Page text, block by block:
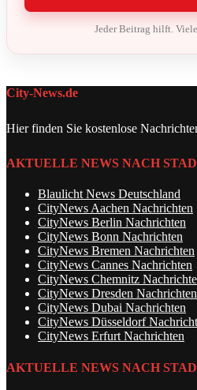
Jeder Beitrag hilft.
City-News.de
Hier finden Sie kostenlose
AKTUELLE NEWS NACH
Blaulicht News Deutschland
CityNews Aachen Nachrichten
CityNews Berlin Nachrichten
CityNews Bonn Nachrichten
CityNews Bremen Nachrichten
CityNews Cannes Nachrichten
CityNews Chemnitz
CityNews Dresden Nachrichten
CityNews Dubai Nachrichten
CityNews Düsseldorf
CityNews Erfurt Nachrichten
AKTUELLE NEWS NACH